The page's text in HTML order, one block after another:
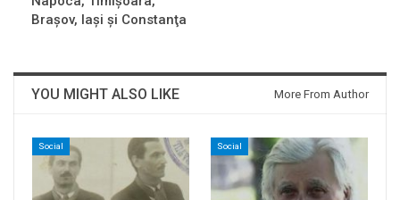
Braşov, Iaşi şi Constanţa
YOU MIGHT ALSO LIKE More From Author
Social Social